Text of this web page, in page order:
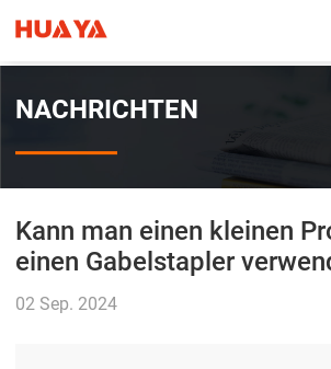
NACHRICHTEN
Kann man einen kleinen
einen Gabelstapler
02 Sep. 2024